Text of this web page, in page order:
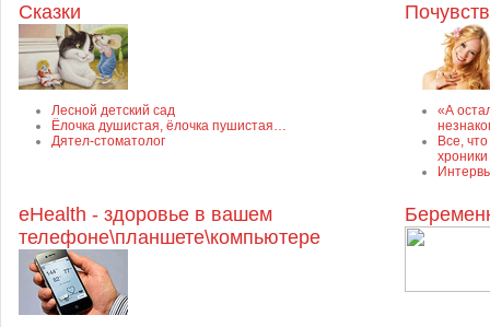
Сказки
Лесной детский сад
Ёлочка душистая, ёлочка пушистая…
Дятел-стоматолог
«А
Все,
eHealth - здоровье в вашем
телефоне\планшете\компьютере